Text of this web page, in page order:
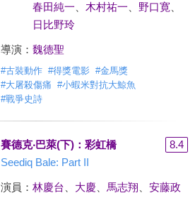
春田純一
木村祐一 野口寛
日比野玲
導演： 魏德聖
#古裝動作 #得獎電影 #金馬獎
#大屠殺傷痛 #小蝦米對抗大鯨魚
#戰爭史詩
賽德克‧巴萊(下)：彩虹橋
8.4
Seediq Bale: Part II
演員： 林慶台 大慶 馬志翔
安藤政